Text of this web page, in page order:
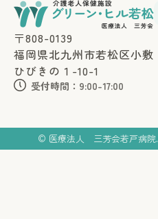
〒808-0139
福岡県北九州市若松区小敷
ひびきの１-10-1
受付時間：9:00-17:00
© 医療法人 三芳会若戸病院.